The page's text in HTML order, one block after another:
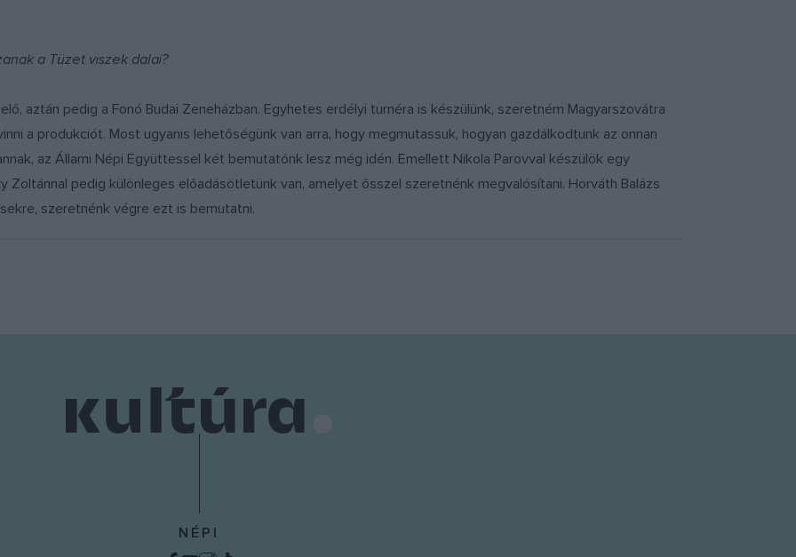
a Tüzet viszek dalai?
aztán pedig a Fonó Budai Zeneházban. Egyhetes erdélyi turnéra is készülünk, szeretném Magyarszovátra
a produkciót. Most ugyanis lehetőségünk van arra, hogy megmutassuk, hogyan gazdálkodtunk az onnan
az Állami Népi Együttessel két bemutatónk lesz még idén. Emellett Nikola Parovval készülök egy
pedig különleges előadásötletünk van, amelyet ősszel szeretnénk megvalósítani. Horváth Balázs
szeretnénk végre ezt is bemutatni.
NÉPI